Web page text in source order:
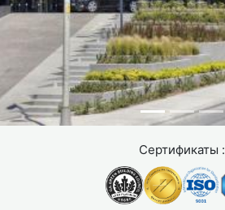
Сертификаты :